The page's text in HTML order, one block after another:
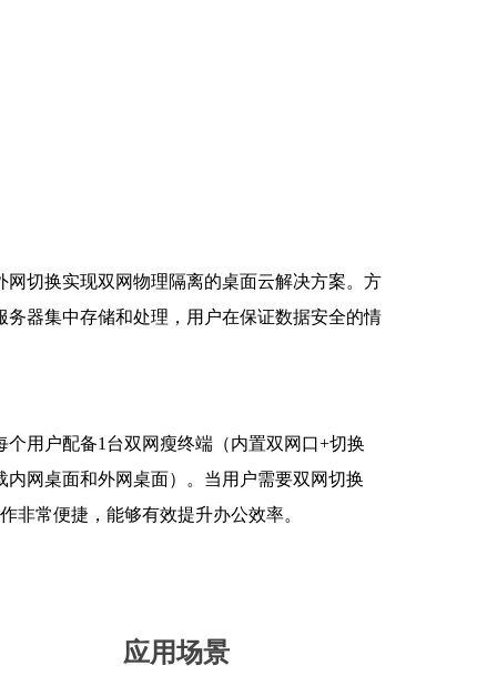
切换实现双网物理隔离的桌面云解决方案。方
器集中存储和处理，用户在保证数据安全的情
用户配备1台双网瘦终端（内置双网口+切换
网桌面和外网桌面）。当用户需要双网切换
非常便捷，能够有效提升办公效率。
应用场景